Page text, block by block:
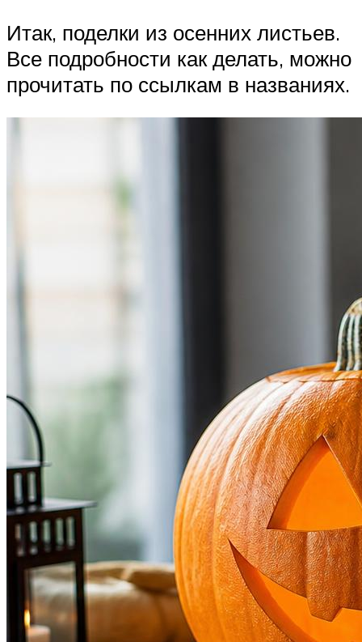
Итак, поделки из осенних листьев.
Все подробности как делать, можно
прочитать по ссылкам в названиях.